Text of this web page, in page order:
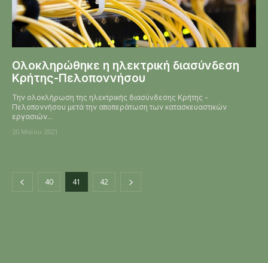
Ολοκληρώθηκε η ηλεκτρική διασύνδεση
Κρήτης-Πελοποννήσου
Την ολοκλήρωση της ηλεκτρικής διασύνδεσης Κρήτης -
Πελοποννήσου μετά την αποπεράτωση των κατασκευαστικών
εργασιών...
20 Μαΐου 2021
40 41 42